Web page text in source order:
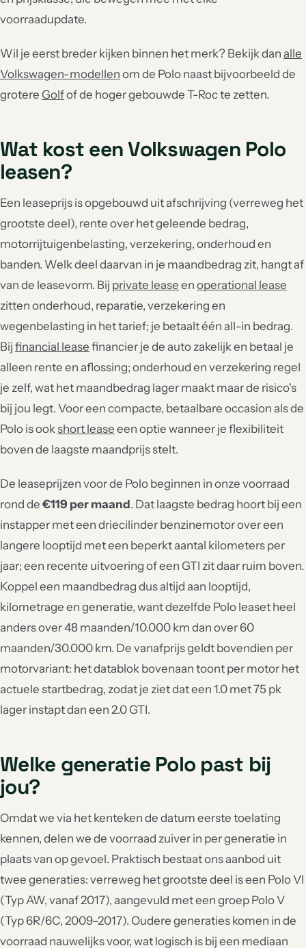
voorraadupdate.
Wil je eerst breder kijken binnen het merk? Bekijk dan alle
Volkswagen-modellen om de Polo naast bijvoorbeeld de
grotere Golfof de hoger gebouwde T-Roc te zetten.
Wat kost een Volkswagen Polo
leasen?
Een leaseprijs is opgebouwd uit afschrijving (verreweg het
grootste deel), rente over het geleende bedrag,
motorrijtuigenbelasting, verzekering, onderhoud en
banden. Welk deel daarvan in je maandbedrag zit, hangt af
van de leasevorm. Bij private lease en operational lease
zitten onderhoud, reparatie, verzekering en
wegenbelasting in het tarief; je betaalt één all-in bedrag.
Bij financial lease financier je de auto zakelijk en betaal je
alleen rente en aflossing; onderhoud en verzekering regel
je zelf, wat het maandbedrag lager maakt maar de risico's
bij jou legt. Voor een compacte, betaalbare occasion als de
Polo is ookshort lease een optie wanneer je flexibiliteit
boven de laagste maandprijs stelt.
De leaseprijzen voor de Polo beginnen in onze voorraad
rond de €119 per maand. Dat laagste bedrag hoort bij een
instapper met een driecilinder benzinemotor over een
langere looptijd met een beperkt aantal kilometers per
jaar; een recente uitvoering of een GTI zit daar ruim boven.
Koppel een maandbedrag dus altijd aan looptijd,
kilometrage en generatie, want dezelfde Polo leaset heel
anders over 48 maanden/10.000 km dan over 60
maanden/30.000 km. De vanafprijs geldt bovendien per
motorvariant: het datablok bovenaan toont per motor het
actuele startbedrag, zodat je ziet dat een 1.0 met 75 pk
lager instapt dan een 2.0 GTI.
Welke generatie Polo past bij
jou?
Omdat we via het kenteken de datum eerste toelating
kennen, delen we de voorraad zuiver in per generatie in
plaats van op gevoel. Praktisch bestaat ons aanbod uit
twee generaties: verreweg het grootste deel is een Polo VI
(Typ AW, vanaf 2017), aangevuld met een groep Polo V
(Typ 6R/6C, 2009–2017). Oudere generaties komen in de
voorraad nauwelijks voor, wat logisch is bij een mediaan